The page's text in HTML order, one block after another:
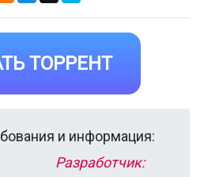
ТОРРЕНТ
и информация:
Разработчик: